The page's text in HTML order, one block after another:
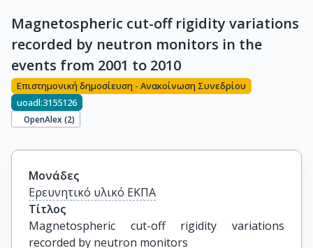
Magnetospheric cut-off rigidity variations
recorded by neutron monitors in the
events from 2001 to 2010
Επιστημονική δημοσίευση - Ανακοίνωση Συνεδρίου
uoadl:3155126
OpenAlex (2)
Μονάδες
Ερευνητικό υλικό ΕΚΠΑ
Τίτλος
Magnetospheric cut-off rigidity variations
recorded by neutron monitors